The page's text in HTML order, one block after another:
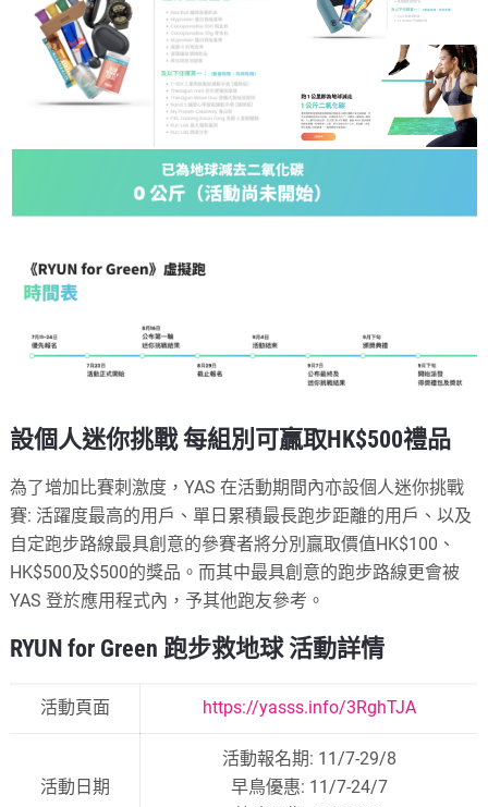
設個人迷你挑戰 每組別可贏取HK$500禮品
為了增加比賽刺激度，YAS 在活動期間內亦設個人迷你挑戰
賽: 活躍度最高的用戶、單日累積最長跑步距離的用戶、以及
自定跑步路線最具創意的參賽者將分別贏取價值HK$100、
HK$500及$500的獎品。而其中最具創意的跑步路線更會被
YAS 登於應用程式內，予其他跑友參考。
RYUN for Green 跑步救地球 活動詳情
活動頁面 https://yasss.info/3RghTJA
活動日期
活動報名期: 11/7-29/8
早鳥優惠: 11/7-24/7